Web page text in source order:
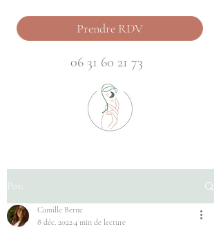
Prendre RDV
06 31 60 21 73
Post
Camille Berne
8 déc. 20224 min de lecture